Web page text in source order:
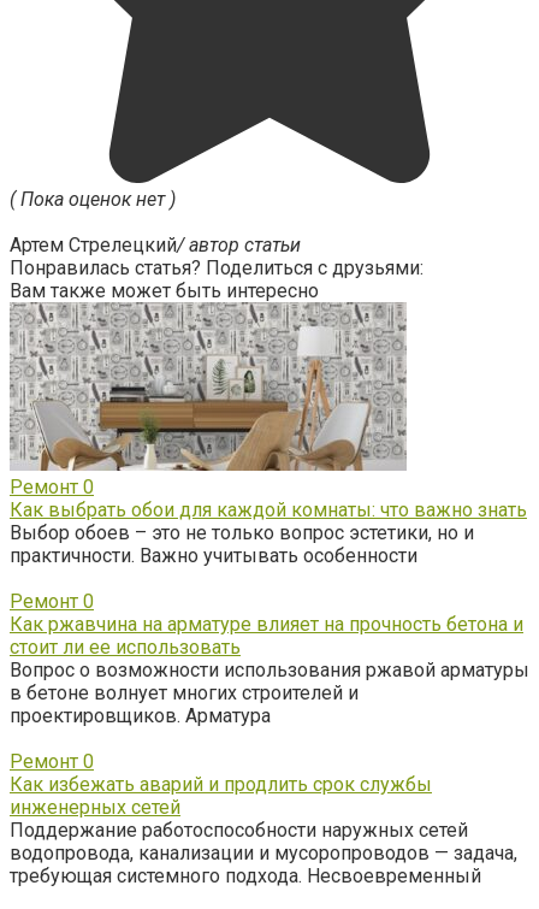
( Пока оценок нет )
Артем Стрелецкий/ автор статьи
Понравилась статья? Поделиться с друзьями:
Вам также может быть интересно
Ремонт 0
Как выбрать обои для каждой комнаты: что важно знать
Выбор обоев – это не только вопрос эстетики, но и
практичности. Важно учитывать особенности
Ремонт 0
Как ржавчина на арматуре влияет на прочность бетона и
стоит ли ее использовать
Вопрос о возможности использования ржавой арматуры
в бетоне волнует многих строителей и
проектировщиков. Арматура
Ремонт 0
Как избежать аварий и продлить срок службы
инженерных сетей
Поддержание работоспособности наружных сетей
водопровода, канализации и мусоропроводов — задача,
требующая системного подхода. Несвоевременный